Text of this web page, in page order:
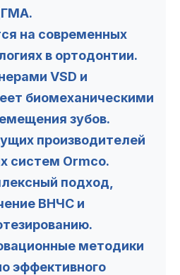
на современных
в ортодонтии.
VSD и
биомеханическими
зубов.
производителей
систем Ormco.
подход,
ВНЧС и
методики
эффективного